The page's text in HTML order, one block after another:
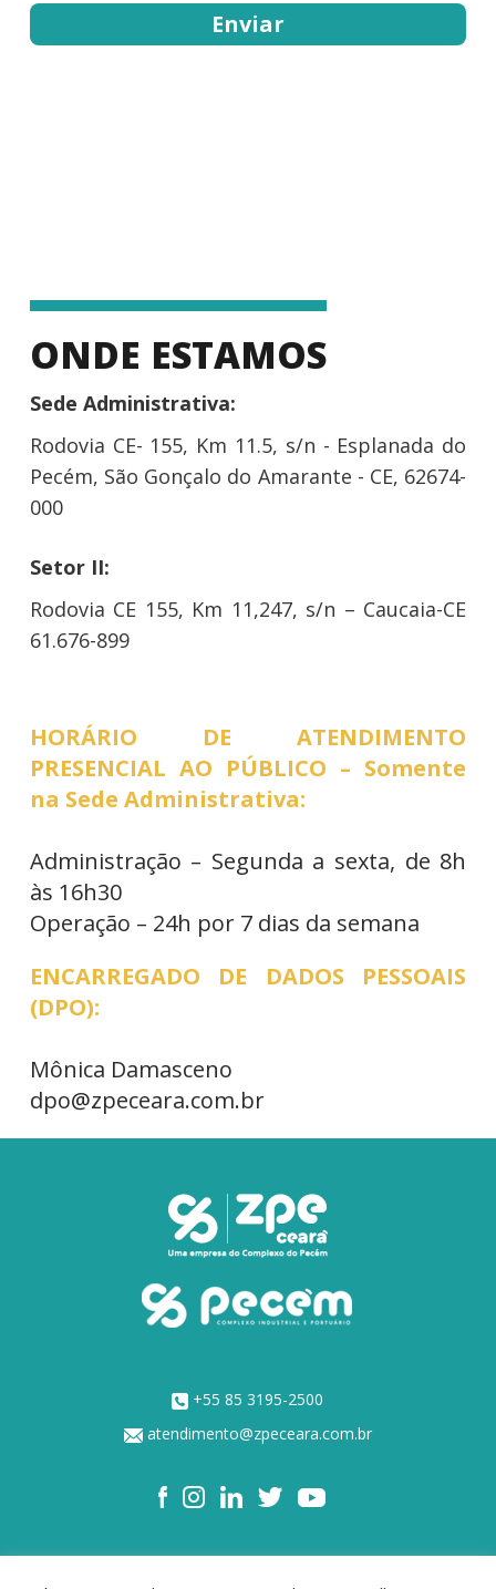
ONDE ESTAMOS
Sede Administrativa:
Rodovia CE- 155, Km 11.5, s/n - Esplanada do
Pecém, São Gonçalo do Amarante - CE, 62674-
000
Setor II:
Rodovia CE 155, Km 11,247, s/n – Caucaia-CE
61.676-899
HORÁRIO DE ATENDIMENTO
PRESENCIAL AO PÚBLICO – Somente
na Sede Administrativa:
Administração – Segunda a sexta, de 8h
às 16h30
Operação – 24h por 7 dias da semana
ENCARREGADO DE DADOS PESSOAIS
(DPO):
Mônica Damasceno
dpo@zpeceara.com.br
+55 85 3195-2500
atendimento@zpeceara.com.br
NOSSOS ACIONISTAS